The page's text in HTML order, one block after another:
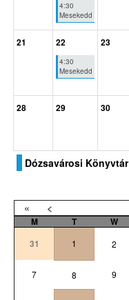
4:30
Mesekedd
21 22
4:30
Mesekedd
23
28 29 30
Dózsavárosi Könyvtár
« <
M T W
31
1 2
7 8 9